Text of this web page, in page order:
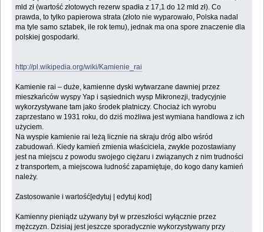
mld zł (wartość złotowych rezerw spadła z 17,1 do 12 mld zł). Co
prawda, to tylko papierowa strata (złoto nie wyparowało, Polska nadal
ma tyle samo sztabek, ile rok temu), jednak ma ona spore znaczenie dla
polskiej gospodarki.
http://pl.wikipedia.org/wiki/Kamienie_rai
Kamienie rai – duże, kamienne dyski wytwarzane dawniej przez
mieszkańców wyspy Yap i sąsiednich wysp Mikronezji, tradycyjnie
wykorzystywane tam jako środek płatniczy. Chociaż ich wyrobu
zaprzestano w 1931 roku, do dziś możliwa jest wymiana handlowa z ich
użyciem.
Na wyspie kamienie rai leżą licznie na skraju dróg albo wśród
zabudowań. Kiedy kamień zmienia właściciela, zwykle pozostawiany
jest na miejscu z powodu swojego ciężaru i związanych z nim trudności
z transportem, a miejscowa ludność zapamiętuje, do kogo dany kamień
należy.
Zastosowanie i wartość[edytuj | edytuj kod]
Kamienny pieniądz używany był w przeszłości wyłącznie przez
mężczyzn. Dzisiaj jest jeszcze sporadycznie wykorzystywany przy